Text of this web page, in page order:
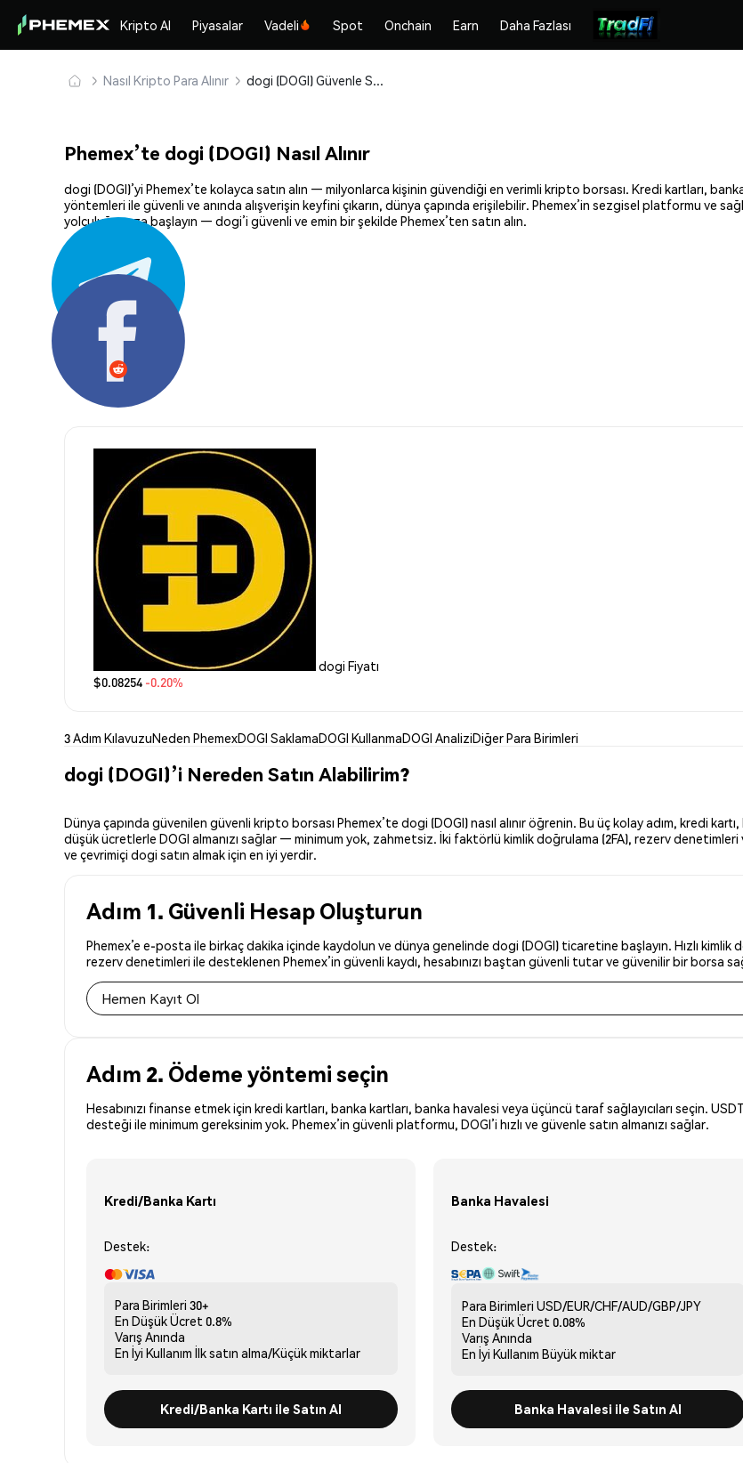
Kripto Al Piyasalar Vadeli Spot Onchain Earn Daha Fazlası
Nasıl Kripto Para Alınır dogi (DOGI) Güvenle Satın Alın ve Saklayın
Phemex’te dogi (DOGI) Nasıl Alınır
dogi (DOGI)’yi Phemex’te kolayca satın alın — milyonlarca kişinin güvendiği en verimli kripto borsası. Kredi kartları,
yöntemleri ile güvenli ve anında alışverişin keyfini çıkarın, dünya çapında erişilebilir. Phemex’in sezgisel platformu ve
yolculuğunuza başlayın — dogi’i güvenli ve emin bir şekilde Phemex’ten satın alın.
dogi Fiyatı
$0.08254 -0.20%
3 Adım KılavuzuNeden PhemexDOGI SaklamaDOGI KullanmaDOGI AnaliziDiğer Para Birimleri
dogi (DOGI)’i Nereden Satın Alabilirim?
Dünya çapında güvenilen güvenli kripto borsası Phemex’te dogi (DOGI) nasıl alınır öğrenin. Bu üç kolay adım, kredi
düşük ücretlerle DOGI almanızı sağlar — minimum yok, zahmetsiz. İki faktörlü kimlik doğrulama (2FA), rezerv denetimleri
ve çevrimiçi dogi satın almak için en iyi yerdir.
Adım 1. Güvenli Hesap Oluşturun
Phemex’e e-posta ile birkaç dakika içinde kaydolun ve dünya genelinde dogi (DOGI) ticaretine başlayın. Hızlı kimlik
rezerv denetimleri ile desteklenen Phemex’in güvenli kaydı, hesabınızı baştan güvenli tutar ve güvenilir bir borsa
Hemen Kayıt Ol
Adım 2. Ödeme yöntemi seçin
Hesabınızı finanse etmek için kredi kartları, banka kartları, banka havalesi veya üçüncü taraf sağlayıcıları seçin.
desteği ile minimum gereksinim yok. Phemex’in güvenli platformu, DOGI’i hızlı ve güvenle satın almanızı sağlar.
Kredi/Banka Kartı
Destek:
Para Birimleri 30+
En Düşük Ücret 0.8%
Varış Anında
En İyi Kullanım İlk satın alma/Küçük miktarlar
Kredi/Banka Kartı ile Satın Al
Banka Havalesi
Destek:
Para Birimleri USD/EUR/CHF/AUD/GBP/JPY
En Düşük Ücret 0.08%
Varış Anında
En İyi Kullanım Büyük miktar
Banka Havalesi ile Satın Al